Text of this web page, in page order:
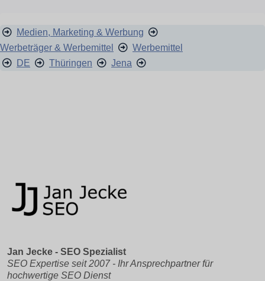
Medien, Marketing & Werbung
Werbeträger & Werbemittel
Werbemittel
DE
Thüringen Jena
Jan Jecke - SEO Spezialist
SEO Expertise seit 2007 - Ihr Ansprechpartner für
hochwertige SEO Dienst